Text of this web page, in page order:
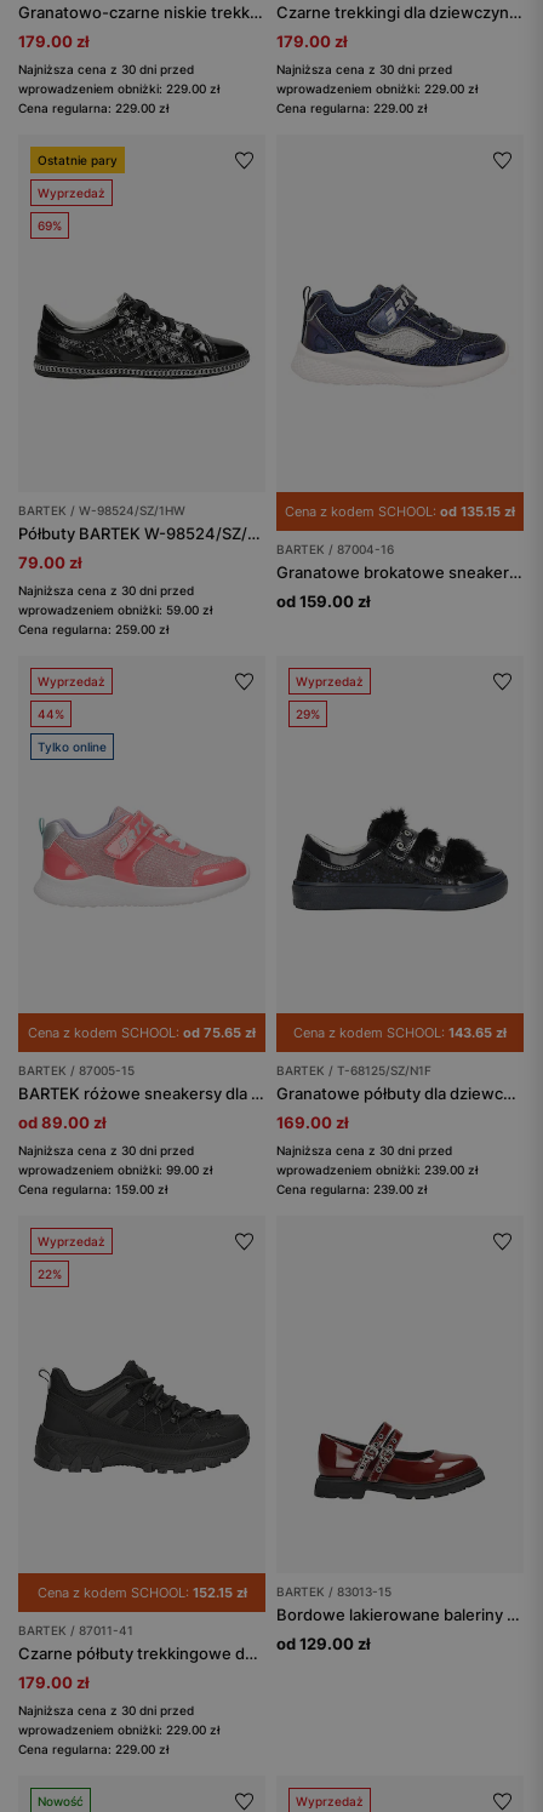
Granatowo-czarne niskie trekkingi dziecięce BARTEK 87011-46
179.00 zł
Najniższa cena z 30 dni przed
wprowadzeniem obniżki: 229.00 zł
Cena regularna: 229.00 zł
Czarne trekkingi dla dziewczynki z różowymi podeszwami BARTEK 87011-45
179.00 zł
Najniższa cena z 30 dni przed
wprowadzeniem obniżki: 229.00 zł
Cena regularna: 229.00 zł
Ostatnie pary
Wyprzedaż
69%
BARTEK / W-98524/SZ/1HW
Półbuty BARTEK W-98524/SZ/1HW, dla dziewcząt, czarny
79.00 zł
Najniższa cena z 30 dni przed
wprowadzeniem obniżki: 59.00 zł
Cena regularna: 259.00 zł
Cena z kodem SCHOOL: od 135.15 zł
BARTEK / 87004-16
Granatowe brokatowe sneakersy ze srebrną aplikacją skrzydła BARTEK 87004-16
od 159.00 zł
Wyprzedaż
44%
Tylko online
Cena z kodem SCHOOL: od 75.65 zł
BARTEK / 87005-15
BARTEK różowe sneakersy dla dziewcząt z błyszczącym materiałem 87005-15
od 89.00 zł
Najniższa cena z 30 dni przed
wprowadzeniem obniżki: 99.00 zł
Cena regularna: 159.00 zł
Wyprzedaż
29%
Cena z kodem SCHOOL: 143.65 zł
BARTEK / T-68125/SZ/N1F
Granatowe półbuty dla dziewczynki z brokatem i futerkiem T-68125/SZ/N1F
169.00 zł
Najniższa cena z 30 dni przed
wprowadzeniem obniżki: 239.00 zł
Cena regularna: 239.00 zł
Wyprzedaż
22%
Cena z kodem SCHOOL: 152.15 zł
BARTEK / 87011-41
Czarne półbuty trekkingowe dziecięce BARTEK 87011-41
179.00 zł
Najniższa cena z 30 dni przed
wprowadzeniem obniżki: 229.00 zł
Cena regularna: 229.00 zł
BARTEK / 83013-15
Bordowe lakierowane baleriny dziewczęce BARTEK 83013-15
od 129.00 zł
Nowość Wyprzedaż